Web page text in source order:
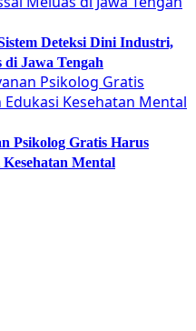
Deteksi Dini Industri,
di Jawa Tengah
Psikolog Gratis Harus
Mental